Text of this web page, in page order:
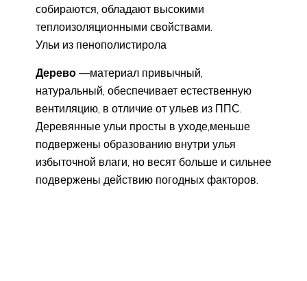
собираются, обладают высокими
теплоизоляционными свойствами.
Ульи из пенополистирола
Дерево —материал привычный,
натуральный, обеспечивает естественную
вентиляцию, в отличие от ульев из ППС.
Деревянные ульи просты в уходе,меньше
подвержены образованию внутри улья
избыточной влаги, но весят больше и сильнее
подвержены действию погодных факторов.